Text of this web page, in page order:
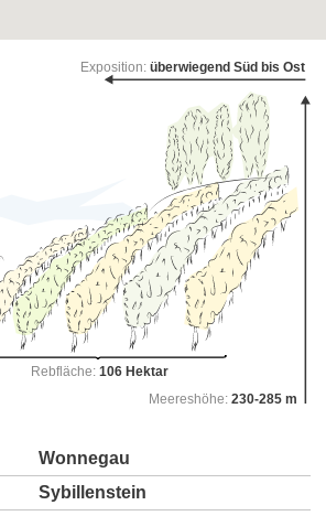
Rebfläche: 106 Hektar
Meereshöhe: 230-285 m
Exposition: überwiegend Süd bis Ost
Wonnegau
Sybillenstein